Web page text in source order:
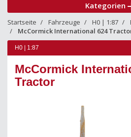
Kategorien
Startseite Fahrzeuge H0 | 1:87
McCormick International 624
H0 | 1:87
McCormick
Tractor